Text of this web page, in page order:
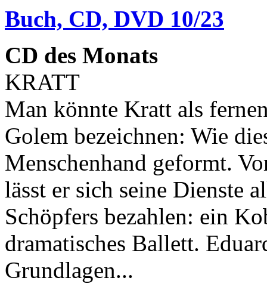
Buch, CD, DVD 10/23
CD des Monats
KRATT
Man könnte Kratt als
Golem bezeichnen: Wie
Menschenhand geformt.
lässt er sich seine Dienste
Schöpfers bezahlen: ein
dramatisches Ballett.
Grundlagen...